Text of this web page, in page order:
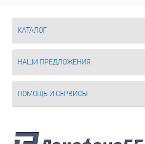
КАТАЛОГ
НАШИ ПРЕДЛОЖЕНИЯ
ПОМОЩЬ И СЕРВИСЫ